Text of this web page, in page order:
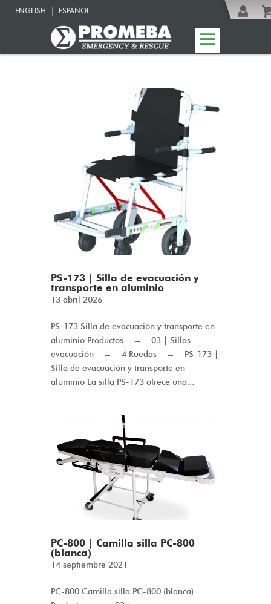
ENGLISH ESPAÑOL
PS-173 | Silla de evacuación y
transporte en aluminio
13 abril 2026
PS-173 Silla de evacuación y transporte en
aluminio Productos → 03 | Sillas
evacuación → 4 Ruedas → PS-173 |
Silla de evacuación y transporte en
aluminio La silla PS-173 ofrece una...
PC-800 | Camilla silla PC-800
(blanca)
14 septiembre 2021
PC-800 Camilla silla PC-800 (blanca)